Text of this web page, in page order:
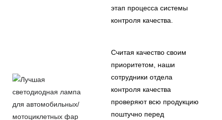
этап процесса системы
контроля качества.
Считая качество своим
приоритетом, наши
сотрудники отдела
контроля качества
проверяют всю продукцию
поштучно перед